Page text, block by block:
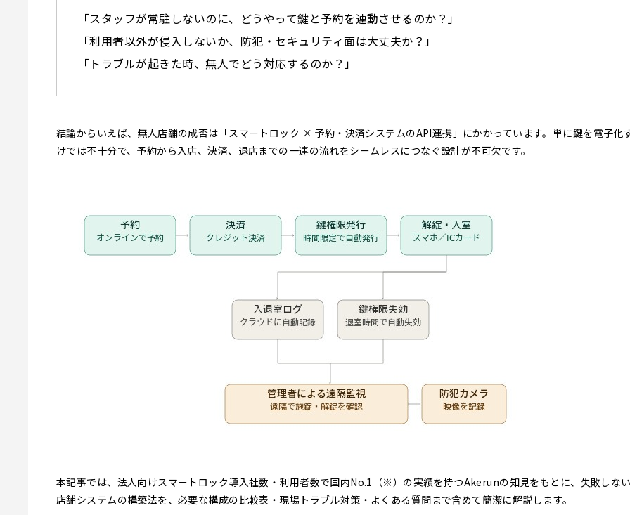
「スタッフが常駐しないのに、どうやって鍵と予約を連動させるのか？」
「利用者以外が侵入しないか、防犯・セキュリティ面は大丈夫か？」
「トラブルが起きた時、無人でどう対応するのか？」
結論からいえば、無人店舗の成否は「スマートロック × 予約・決済システムのAPI連携」にかかっています。単に鍵を電子化
けでは不十分で、予約から入店、決済、退店までの一連の流れをシームレスにつなぐ設計が不可欠です。
本記事では、法人向けスマートロック導入社数・利用者数で国内No.1（※）の実績を持つAkerunの知見をもとに、失敗しな
店舗システムの構築法を、必要な構成の比較表・現場トラブル対策・よくある質問まで含めて簡潔に解説します。